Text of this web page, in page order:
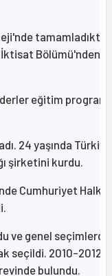
tamamladıktan
Bölümü'nden
eğitim
24 yaşında
şirketini kurdu.
Cumhuriyet Halk
ve genel seçimlerde
seçildi. 2010-2012
bulundu.